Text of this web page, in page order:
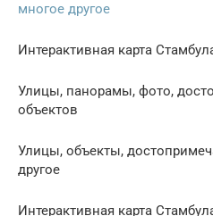
многое другое
Интерактивная карта
Улицы, панорамы, фото,
объектов
Улицы, объекты,
другое
Интерактивная карта